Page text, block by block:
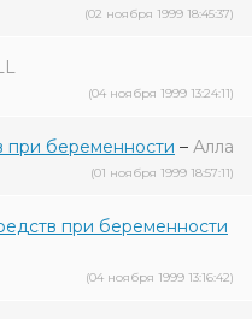
(02 ноября 1999 18:45:37)
(04 ноября 1999 13:24:11)
при беременности – Алла
(01 ноября 1999 18:57:11)
при беременности
(04 ноября 1999 13:16:42)